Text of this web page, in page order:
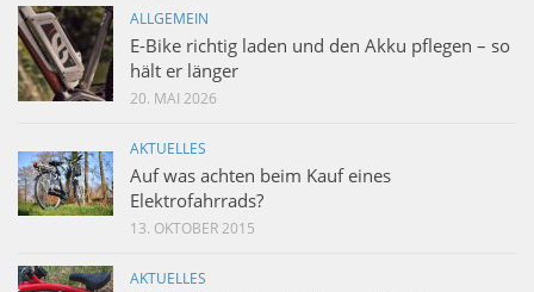
ALLGEMEIN
E-Bike richtig laden und den Akku pflegen – so
hält er länger
20. MAI 2026
AKTUELLES
Auf was achten beim Kauf eines
Elektrofahrrads?
13. OKTOBER 2015
AKTUELLES